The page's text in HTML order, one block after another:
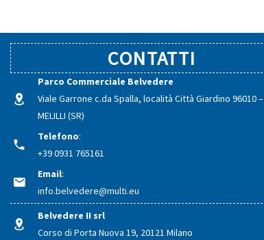
CONTATTI
Parco Commerciale Belvedere
Viale Garrone c.da Spalla, località Città Giardino 96010 –
MELILLI (SR)
Telefono:
+39 0931 765161
Email:
info.belvedere@multi.eu
Belvedere II srl
Corso di Porta Nuova 19, 20121 Milano